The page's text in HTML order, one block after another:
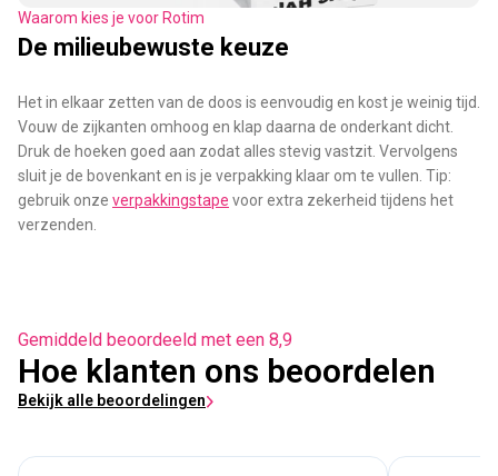
Waarom kies je voor Rotim
De milieubewuste keuze
Het in elkaar zetten van de doos is eenvoudig en kost je weinig tijd.
Vouw de zijkanten omhoog en klap daarna de onderkant dicht.
Druk de hoeken goed aan zodat alles stevig vastzit. Vervolgens
sluit je de bovenkant en is je verpakking klaar om te vullen. Tip:
gebruik onze verpakkingstape voor extra zekerheid tijdens het
verzenden.
Gemiddeld beoordeeld met een 8,9
Hoe klanten ons beoordelen
Bekijk alle beoordelingen